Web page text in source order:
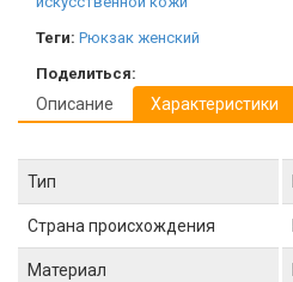
Теги: Рюкзак женский
Поделиться:
Описание Характеристики
Тип
Страна происхождения
Материал